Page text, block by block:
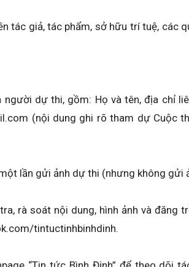
tác giả, tác phẩm, sở hữu trí tuệ, các
dự thi, gồm: Họ và tên, địa chỉ
(nội dung ghi rõ tham dự Cuộc
lần gửi ảnh dự thi (nhưng không gửi
rà soát nội dung, hình ảnh và đăng
tintuctinhbinhdinh.